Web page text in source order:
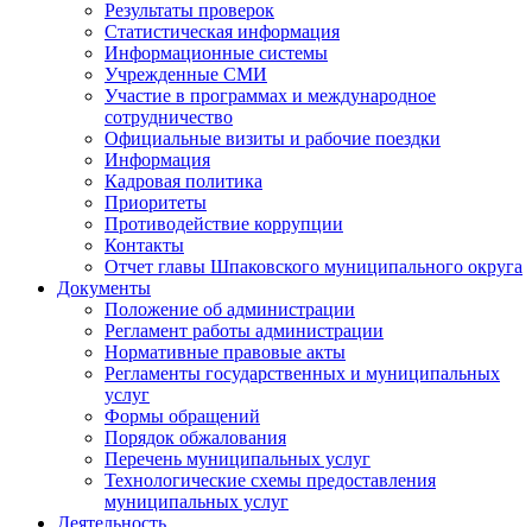
Результаты проверок
Статистическая информация
Информационные системы
Учрежденные СМИ
Участие в программах и международное
сотрудничество
Официальные визиты и рабочие поездки
Информация
Кадровая политика
Приоритеты
Противодействие коррупции
Контакты
Отчет главы Шпаковского муниципального округа
Документы
Положение об администрации
Регламент работы администрации
Нормативные правовые акты
Регламенты государственных и муниципальных
услуг
Формы обращений
Порядок обжалования
Перечень муниципальных услуг
Технологические схемы предоставления
муниципальных услуг